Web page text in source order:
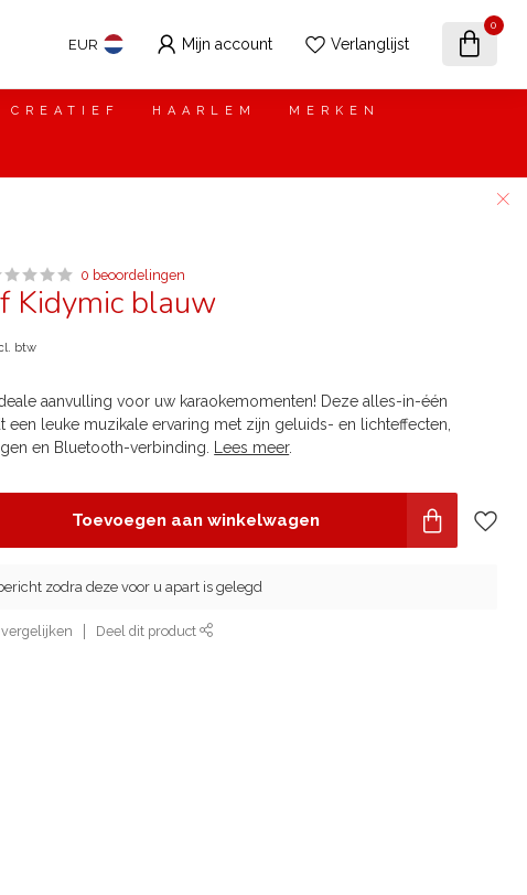
EUR Mijn account Verlanglijst
0
CREATIEF HAARLEM MERKEN
0 beoordelingen
Kidymic blauw
btw
aanvulling voor uw karaokemomenten! Deze alles-in-één
een leuke muzikale ervaring met zijn geluids- en lichteffecten,
en Bluetooth-verbinding.
Lees meer.
Toevoegen aan winkelwagen
zodra deze voor u apart is gelegd
vergelijken Deel dit product